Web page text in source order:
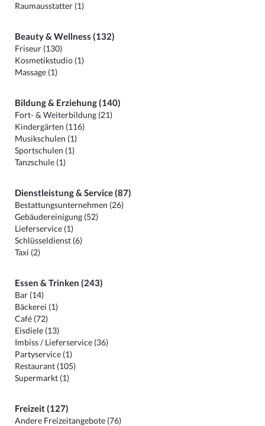
Raumausstatter (1)
Beauty & Wellness (132)
Friseur (130)
Kosmetikstudio (1)
Massage (1)
Bildung & Erziehung (140)
Fort- & Weiterbildung (21)
Kindergärten (116)
Musikschulen (1)
Sportschulen (1)
Tanzschule (1)
Dienstleistung & Service (87)
Bestattungsunternehmen (26)
Gebäudereinigung (52)
Lieferservice (1)
Schlüsseldienst (6)
Taxi (2)
Essen & Trinken (243)
Bar (14)
Bäckerei (1)
Café (72)
Eisdiele (13)
Imbiss / Lieferservice (36)
Partyservice (1)
Restaurant (105)
Supermarkt (1)
Freizeit (127)
Andere Freizeitangebote (76)